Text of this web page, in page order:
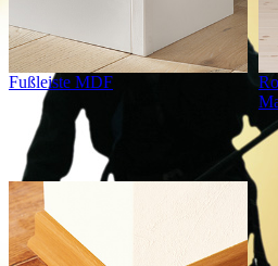
Fußleiste MDF